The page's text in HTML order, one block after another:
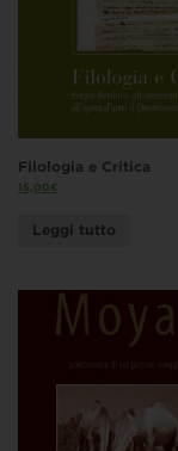
Filologia e Critica
15,00€
Leggi tutto